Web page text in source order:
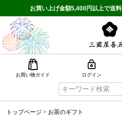
お買い上げ金額5,400円以上で送
お買い物ガイド ログイン
トップページ
お茶のギフト